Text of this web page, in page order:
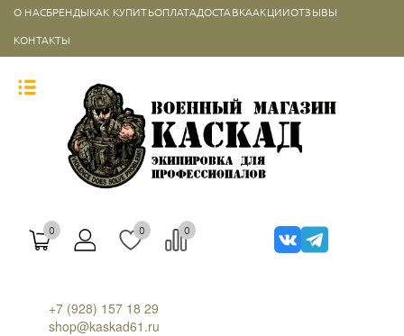
О НАСБРЕНДЫКАК КУПИТЬОПЛАТАДОСТАВКААКЦИИОТЗЫВЫ
КОНТАКТЫ
0 0 0
+7 (928) 157 18 29
shop@kaskad61.ru